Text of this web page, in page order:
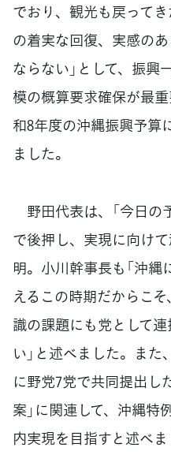
でおり、観光も戻って
の着実な回復、実感の
ならない」として、振
模の概算要求確保が最
和8年度の沖縄振興予算
ました。
野田代表は、「今日の
で後押し、実現に向け
明。小川幹事長も「沖
えるこの時期だからこ
識の課題にも党として
い」と述べました。ま
に野党7党で共同提出し
案」に関連して、沖縄
内実現を目指すと述べま